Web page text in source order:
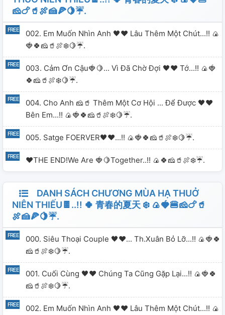
🧀🍗🥤🍖🍰🍕🍋☔.
002. Em Muốn Nhìn Anh 🖤♥️ Lâu Thêm Một Chút...!! 🍙
🍓🍀🧀🥤🍖❄️🍋☔.
003. Cảm Ơn Cậu🍓🍋... Vì Đã Chờ Đợi 🖤♥️ Tớ...!! 🍙🍓
🍀🧀🥤🍖❄️🍋☔.
004. Cho Anh 🧀🥤 Thêm Một Cơ Hội ... Để Được 🖤♥️
Bên Em...!! 🍙🍓🍀🧀🥤🍖❄️🍋☔.
005. Satge FOERVER🖤♥️...!! 🍙🍓🍀🧀🥤🍖❄️🍋☔.
♥️THE END!We Are 🍓🍋Together..!! 🍙🍀🧀🥤🍖❄️☔.
DANH SÁCH CHƯƠNG MÙA HẠ THUỞ
NIÊN THIẾU🍫..!! 🍀 青春的夏天 ❄️ 🍙🍓🍔🧀🍗🥤
🍖🍰🍕🍋☔.
000. Siêu Thoại Couple 🖤♥️... Th.Xuân Bỏ Lỡ...!! 🍙🍓🍀
🧀🥤🍖❄️🍋☔.
001. Cuối Cùng 🖤♥️ Chúng Ta Cũng Gặp Lại...!! 🍙🍓🍀
🧀🥤🍖❄️🍋☔.
002. Em Muốn Nhìn Anh 🖤♥️ Lâu Thêm Một Chút...!! 🍙